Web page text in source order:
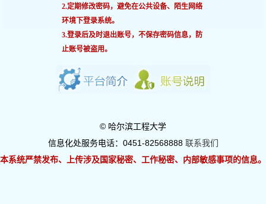
2.定期修改密码，避免在公共设备、陌生网络
环境下登录系统。
3.登录后及时退出账号，不保存密码信息，防
止账号被盗用。
© 哈尔滨工程大学
信息化处服务电话：0451-82568888 联系我们
本系统严禁发布、上传涉及国家秘密、工作秘密、内部敏感事项的信息。